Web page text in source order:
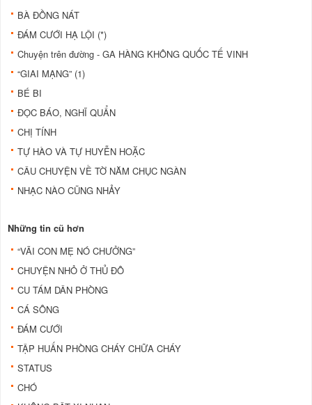
BÀ ĐỒNG NÁT
ĐÁM CƯỚI HẠ LỘI (*)
Chuyện trên đường - GA HÀNG KHÔNG QUỐC TẾ VINH
“GIAI MẠNG” (1)
BÉ BI
ĐỌC BÁO, NGHĨ QUẨN
CHỊ TÍNH
TỰ HÀO VÀ TỰ HUYỄN HOẶC
CÂU CHUYỆN VỀ TỜ NĂM CHỤC NGÀN
NHẠC NÀO CŨNG NHẢY
Những tin cũ hơn
“VÃI CON MẸ NÓ CHƯỞNG”
CHUYỆN NHỎ Ở THỦ ĐÔ
CU TÁM DÂN PHÒNG
CÁ SÔNG
ĐÁM CƯỚI
TẬP HUẤN PHÒNG CHÁY CHỮA CHÁY
STATUS
CHÓ